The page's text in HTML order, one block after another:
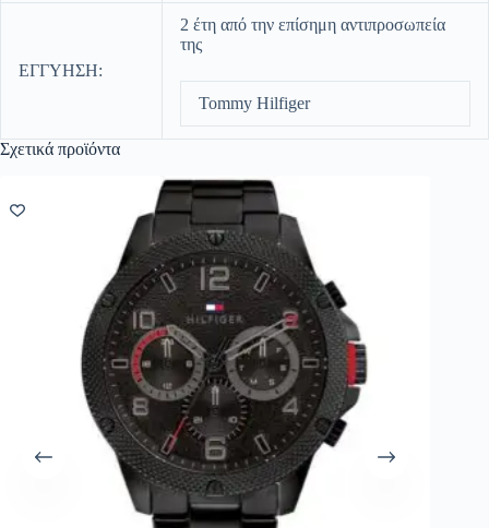
ΕΓΓΥΗΣΗ:
2 έτη από την επίσημη αντιπροσωπεία
της
Tommy Hilfiger
Σχετικά προϊόντα